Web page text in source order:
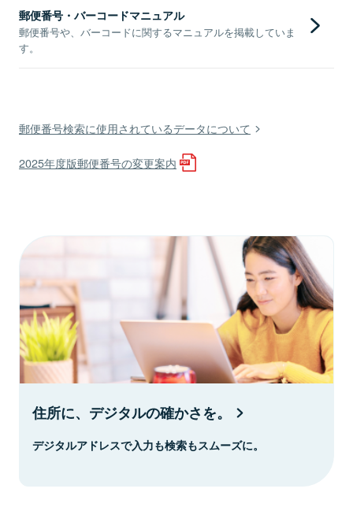
郵便番号・バーコードマニュアル
郵便番号や、バーコードに関するマニュアルを掲載していま
す。
郵便番号検索に使用されているデータについて
2025年度版郵便番号の変更案内
住所に、デジタルの確かさを。
デジタルアドレスで入力も検索もスムーズに。